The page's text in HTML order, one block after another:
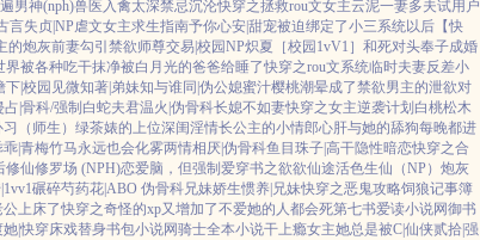
男神(nph)兽医 入禽太深禁忌沉沦快穿之拯救rou文女主云泥一妻多夫试用户
言失贞|NP虐文女主求生指南予你心安|甜宠被迫绑定了小三系统以后【快
的炮灰前妻勾引禁欲师尊交易|校园NP炽夏［校园1vV1］ 和死对头奉子成婚
界被各种吃干抹净被白月光的爸爸给睡了快穿之rou文系统临时夫妻反差小
下|校园 见微知著|弟妹知与谁同|伪公媳蜜汁樱桃潮晕成了禁欲男主的泄欲对
|骨科/强制 白蛇夫君温火|伪骨科长媳不如妻快穿之女主逆袭计划 白桃松木
（师生） 绿茶婊的上位深闺淫情长公主的小情郎心肝与她的舔狗每晚都进
|青梅竹马永远也会化雾两情相厌|伪骨科鱼目珠子|高干隐性暗恋快穿之合
修仙修罗场 (NPH)恋爱脑，但强制爱穿书之欲欲仙途活色生仙（NP） 炮灰
碾碎芍药花|ABO 伪骨科兄妹娇生惯养|兄妹快穿之恶鬼攻略饲狼记事簿
公上床了快穿之奇怪的xp又增加了不爱她的人都会死第七书爱读小说网御书
她|快穿床戏替身书包小说网骑士全本小说干上瘾女主她总是被C|仙侠贰拾|强